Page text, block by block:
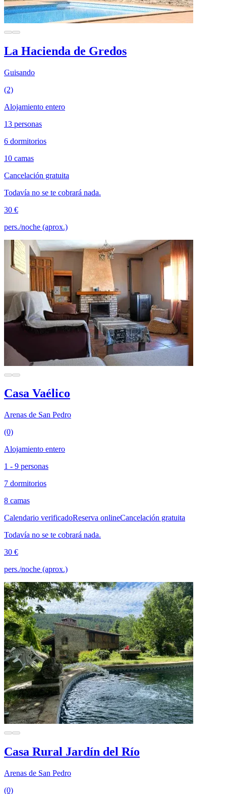
La Hacienda de Gredos
Guisando
(2)
Alojamiento entero
13 personas
6 dormitorios
10 camas
Cancelación gratuita
Todavía no se te cobrará nada.
30 €
pers./noche (aprox.)
Casa Vaélico
Arenas de San Pedro
(0)
Alojamiento entero
1 - 9 personas
7 dormitorios
8 camas
Calendario verificadoReserva onlineCancelación gratuita
Todavía no se te cobrará nada.
30 €
pers./noche (aprox.)
Casa Rural Jardín del Río
Arenas de San Pedro
(0)